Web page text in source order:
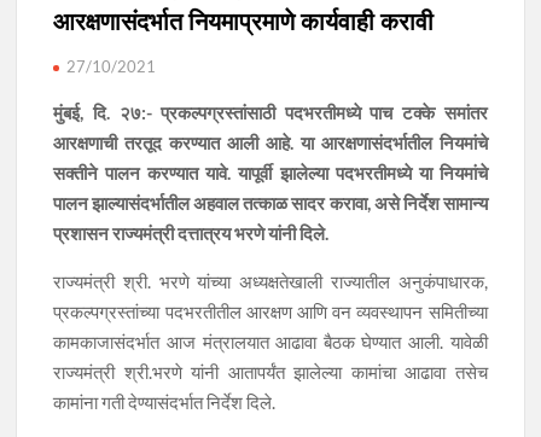
आरक्षणासंदर्भात नियमाप्रमाणे कार्यवाही करावी
27/10/2021
मुंबई, दि. २७:- प्रकल्पग्रस्तांसाठी पदभरतीमध्ये पाच टक्के समांतर
आरक्षणाची तरतूद करण्यात आली आहे. या आरक्षणासंदर्भातील नियमांचे
सक्तीने पालन करण्यात यावे. यापूर्वी झालेल्या पदभरतीमध्ये या नियमांचे
पालन झाल्यासंदर्भातील अहवाल तत्काळ सादर करावा, असे निर्देश सामान्य
प्रशासन राज्यमंत्री दत्तात्रय भरणे यांनी दिले.
राज्यमंत्री श्री. भरणे यांच्या अध्यक्षतेखाली राज्यातील अनुकंपाधारक,
प्रकल्पग्रस्तांच्या पदभरतीतील आरक्षण आणि वन व्यवस्थापन समितीच्या
कामकाजासंदर्भात आज मंत्रालयात आढावा बैठक घेण्यात आली. यावेळी
राज्यमंत्री श्री.भरणे यांनी आतापर्यंत झालेल्या कामांचा आढावा तसेच
कामांना गती देण्यासंदर्भात निर्देश दिले.